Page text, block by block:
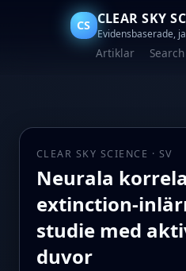
CS CLEAR SKY
Evidensbaserade,
Artiklar Search
CLEAR SKY SCIENCE · SV
Neurala
extinction-
studie med
duvor